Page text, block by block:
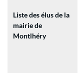
Liste des élus de la
mairie de
Montlhéry